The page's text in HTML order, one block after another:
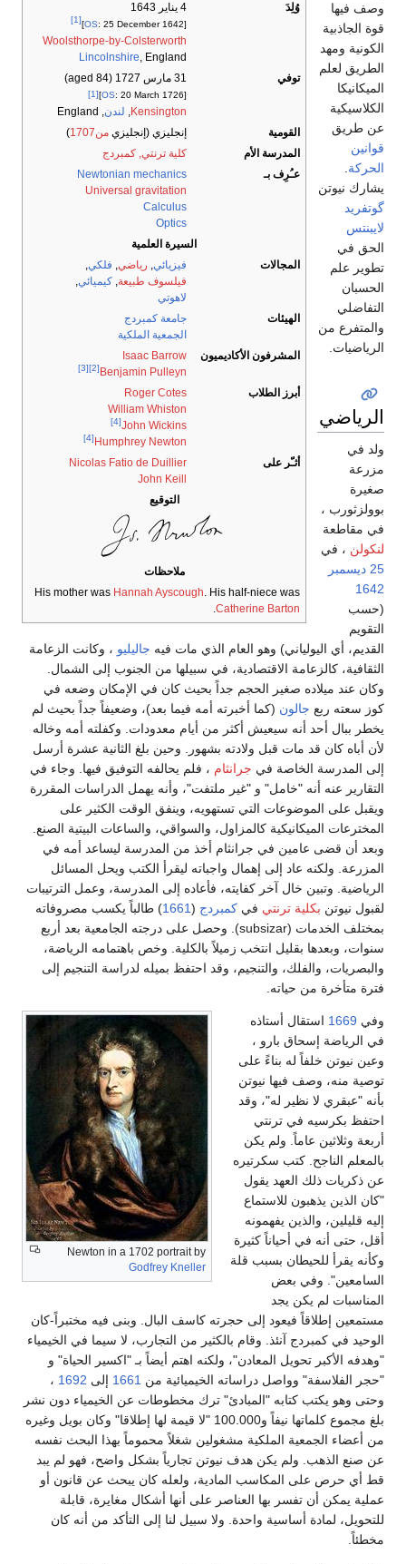
وُلِدَ
4 يناير 1643
[
OS: 25 December 1642]
[1]
Woolsthorpe-by-Colsterworth
Lincolnshire, England
توفي
31 مارس 1727 (aged 84)
[
OS: 20 March 1726]
[1]
Kensington
, لندن, England
القومية
إنجليزي (إنجليزي من1707
)
المدرسة الأم
كلية ترنتي, كمبردج
عـُرِف بـ
Newtonian mechanics
Universal gravitation
Calculus
Optics
السيرة العلمية
المجالات
فيزيائي, رياضي, فلكي,
فيلسوف طبيعة, كيميائي,
لاهوتي
الهيئات
جامعة كمبردج
الجمعية الملكية
المشرفون الأكاديميون
Isaac Barrow
Benjamin Pulleyn
[2]
[3]
أبرز الطلاب
Roger Cotes
William Whiston
John Wickins
[4]
Humphrey Newton
[4]
أثـّر على
Nicolas Fatio de Duillier
John Keill
التوقيع
ملاحظات
His mother was Hannah Ayscough. His half-niece was
Catherine Barton
.
وصف فيها
قوة الجاذبية
الكونية ومهد
الطريق لعلم
الميكانيكا
الكلاسيكية
عن طريق
قوانين
الحركة
يشارك نيوتن
گوتفريد
لايبنتس
الحق في
تطوير علم
الحسبان
التفاضلي
والمتفرع من
الرياضيات.
الرياضي
ولد في
مزرعة
صغيرة
بوولزثورب ،
في مقاطعة
لنكولن ، في
25 ديسمبر
1642
(حسب
التقويم
القديم، أي اليولياني) وهو العام الذي مات فيه جاليليو ، وكانت الزعامة
الثقافية، كالزعامة الاقتصادية، في سبيلها من الجنوب إلى الشمال.
وكان عند ميلاده صغير الحجم جداً بحيث كان في الإمكان وضعه في
كوز سعته ربع جالون (كما أخبرته أمه فيما بعد)، وضعيفاً جداً بحيث لم
يخطر ببال أحد أنه سيعيش أكثر من أيام معدودات. وكفلته أمه وخاله
لأن أباه كان قد مات قبل ولادته بشهور. وحين بلغ الثانية عشرة أرسل
إلى المدرسة الخاصة في جرانثام ، فلم يحالفه التوفيق فيها. وجاء في
التقارير عنه أنه "خامل" و "غير ملتفت"، وأنه يهمل الدراسات المقررة
ويقبل على الموضوعات التي تستهويه، وينفق الوقت الكثير على
المخترعات الميكانيكية كالمزاول، والسواقي، والساعات البيتية الصنع.
وبعد أن قضى عامين في جرانثام أخذ من المدرسة ليساعد أمه في
المزرعة. ولكنه عاد إلى إهمال واجباته ليقرأ الكتب ويحل المسائل
الرياضية. وتبين خال آخر كفايته، فأعاده إلى المدرسة، وعمل الترتيبات
لقبول نيوتن بكلية ترنتي في كمبردج (
1661) طالباً يكسب مصروفاته
بمختلف الخدمات (subsizar). وحصل على درجته الجامعية بعد أربع
سنوات، وبعدها بقليل انتخب زميلاً بالكلية. وخص باهتمامه الرياضة،
والبصريات، والفلك، والتنجيم، وقد احتفظ بميله لدراسة التنجيم إلى
فترة متأخرة من حياته.
Newton in a 1702 portrait by
Godfrey Kneller
وفي 1669 استقال أستاذه
في الرياضة إسحاق بارو ،
وعين نيوتن خلفاً له بناءً على
توصية منه، وصف فيها نيوتن
بأنه "عبقري لا نظير له"، وقد
احتفظ بكرسيه في ترنتي
أربعة وثلاثين عاماً. ولم يكن
بالمعلم الناجح. كتب سكرتيره
عن ذكريات ذلك العهد يقول
"كان الذين يذهبون للاستماع
إليه قليلين، والذين يفهمونه
أقل، حتى أنه في أحياناً كثيرة
وكأنه يقرأ للحيطان بسبب قلة
السامعين". وفي بعض
المناسبات لم يكن يجد
مستمعين إطلاقاً فيعود إلى حجرته كاسف البال. وبنى فيه مختبراً-كان
الوحيد في كمبردج آنئذ. وقام بالكثير من التجارب، لا سيما في الخيمياء
"وهدفه الأكبر تحويل المعادن"، ولكنه اهتم أيضاً بـ "اكسير الحياة" و
"حجر الفلاسفة" وواصل دراساته الخيميائية من 1661 إلى 1692 ،
وحتى وهو يكتب كتابه "المبادئ" ترك مخطوطات عن الخيمياء دون نشر
بلغ مجموع كلماتها نيفاً و100.000 "لا قيمة لها إطلاقا" وكان بويل وغيره
من أعضاء الجمعية الملكية مشغولين شغلاً محموماً بهذا البحث نفسه
عن صنع الذهب. ولم يكن هدف نيوتن تجارياً بشكل واضح، فهو لم يبد
قط أي حرص على المكاسب المادية، ولعله كان يبحث عن قانون أو
عملية يمكن أن تفسر بها العناصر على أنها أشكال مغايرة، قابلة
للتحويل، لمادة أساسية واحدة. ولا سبيل لنا إلى التأكد من أنه كان
مخطئاً.